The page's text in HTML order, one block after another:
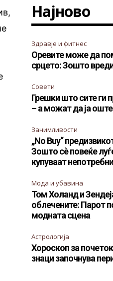
Најново
Здравје и фитнес
Оревите може да
срцето: Зошто
Совети
Грешки што сите ги
– а можат да ја
Занимливости
„No Buy“
Зошто сè повеќе
купуваат
Мода и убавина
Том Холанд и
облечените: Парот
модната сцена
Астрологија
Хороскоп за
знаци започнува